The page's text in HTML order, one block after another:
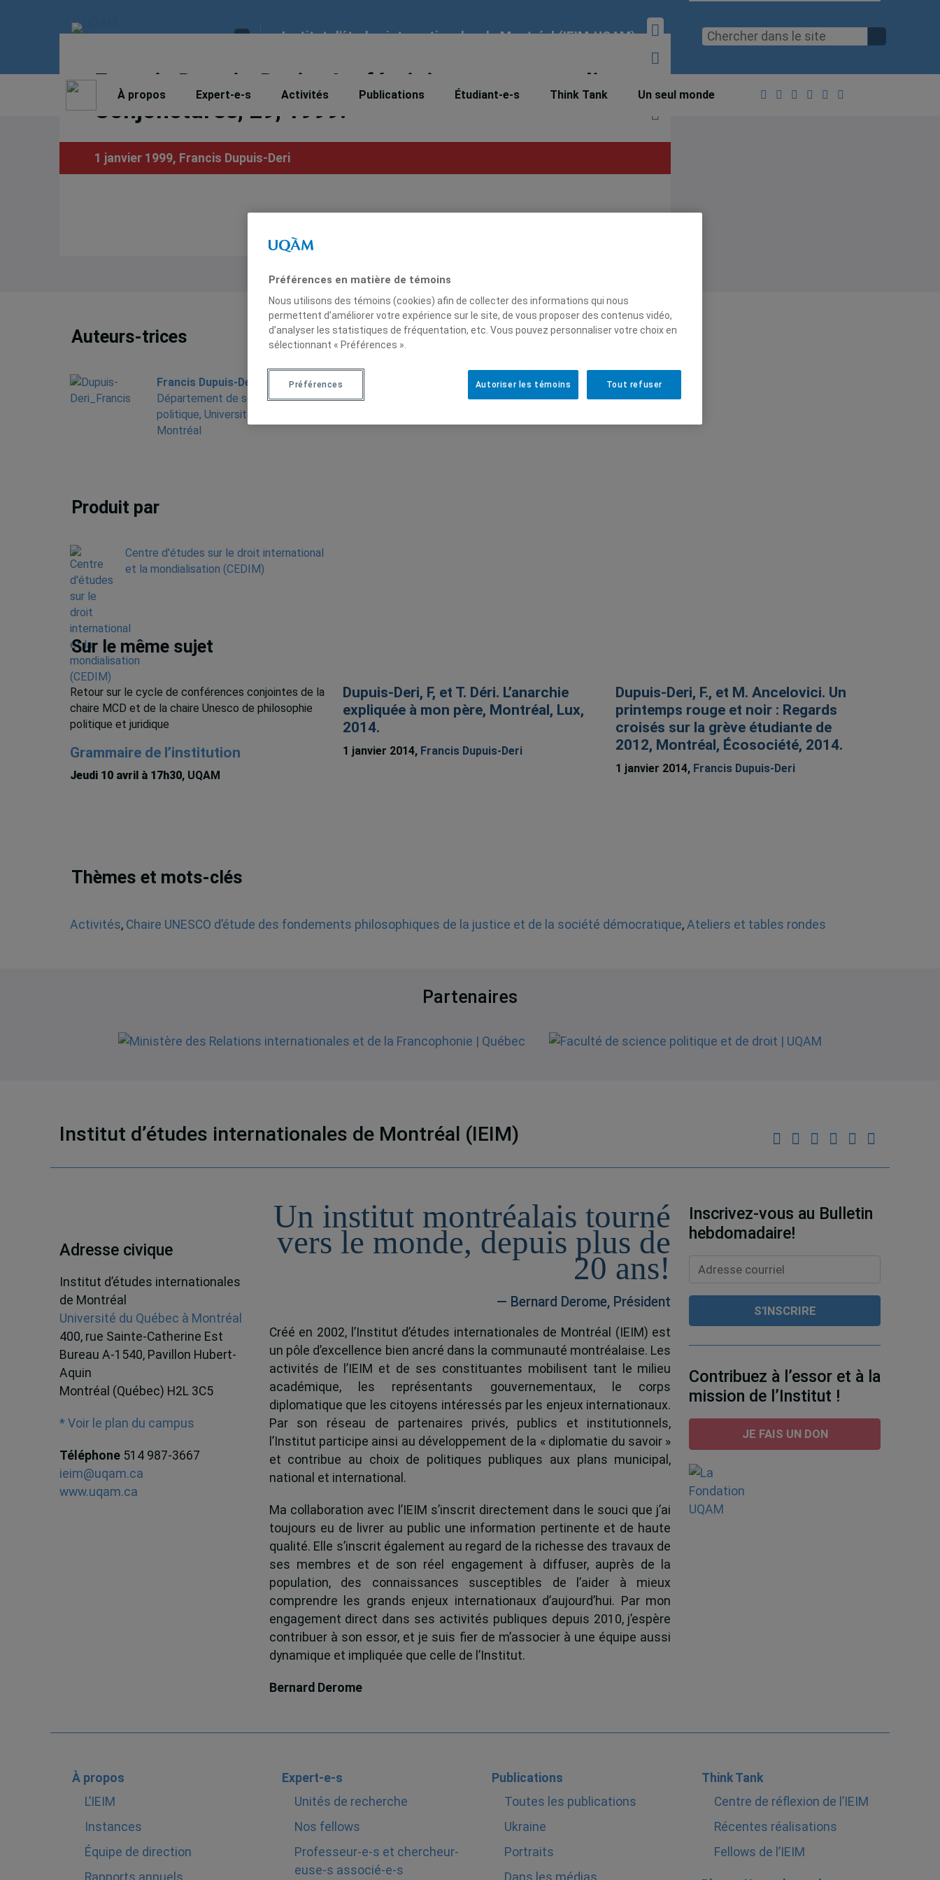
Institut d'études internationales de Montréal (IEIM-UQAM)
À propos Expert-e-s Activités Publications Étudiant-e-s Think Tank Un seul monde
Francis Dupuis-Deri. « Le féminisme au masculin »,
Conjonctures, 29, 1999.
1 janvier 1999, Francis Dupuis-Deri
Auteurs-trices
Francis Dupuis-Deri
, Professeur,
Département de science
politique, Université du Québec à
Montréal
Produit par
Centre d'études sur le droit international
et la mondialisation (CEDIM)
Sur le même sujet
Retour sur le cycle de conférences conjointes de la
chaire MCD et de la chaire Unesco de philosophie
politique et juridique
Grammaire de l’institution
Jeudi 10 avril à 17h30, UQAM
Dupuis-Deri, F, et T. Déri. L’anarchie
expliquée à mon père, Montréal, Lux,
2014.
1 janvier 2014, Francis Dupuis-Deri
Dupuis-Deri, F., et M. Ancelovici. Un
printemps rouge et noir : Regards
croisés sur la grève étudiante de
2012, Montréal, Écosociété, 2014.
1 janvier 2014, Francis Dupuis-Deri
Thèmes et mots-clés
Activités, Chaire UNESCO d’étude des fondements philosophiques de la justice et de la société démocratique, Ateliers et tables rondes
Partenaires
Institut d’études internationales de Montréal (IEIM)
Adresse civique
Institut d’études internationales
de Montréal
Université du Québec à Montréal
400, rue Sainte-Catherine Est
Bureau A-1540, Pavillon Hubert-
Aquin
Montréal (Québec) H2L 3C5
* Voir le plan du campus
Téléphone 514 987-3667
ieim@uqam.ca
www.uqam.ca
Un institut montréalais tourné
vers le monde, depuis plus de
20 ans!
— Bernard Derome, Président
Créé en 2002, l’Institut d’études internationales de Montréal (IEIM) est
un pôle d’excellence bien ancré dans la communauté montréalaise. Les
activités de l’IEIM et de ses constituantes mobilisent tant le milieu
académique, les représentants gouvernementaux, le corps
diplomatique que les citoyens intéressés par les enjeux internationaux.
Par son réseau de partenaires privés, publics et institutionnels,
l’Institut participe ainsi au développement de la « diplomatie du savoir »
et contribue au choix de politiques publiques aux plans municipal,
national et international.
Ma collaboration avec l’IEIM s’inscrit directement dans le souci que j’ai
toujours eu de livrer au public une information pertinente et de haute
qualité. Elle s’inscrit également au regard de la richesse des travaux de
ses membres et de son réel engagement à diffuser, auprès de la
population, des connaissances susceptibles de l’aider à mieux
comprendre les grands enjeux internationaux d’aujourd’hui. Par mon
engagement direct dans ses activités publiques depuis 2010, j’espère
contribuer à son essor, et je suis fier de m’associer à une équipe aussi
dynamique et impliquée que celle de l’Institut.
Bernard Derome
Inscrivez-vous au Bulletin
hebdomadaire!
Contribuez à l’essor et à la
mission de l’Institut !
JE FAIS UN DON
À propos
L’IEIM
Instances
Équipe de direction
Expert-e-s
Unités de recherche
Nos fellows
Professeur-e-s et chercheur-
euse-s associé-e-s
Publications
Toutes les publications
Ukraine
Portraits
Think Tank
Centre de réflexion de l’IEIM
Récentes réalisations
Fellows de l’IEIM
Préférences en matière de témoins
Nous utilisons des témoins (cookies) afin de collecter des informations qui nous
permettent d’améliorer votre expérience sur le site, de vous proposer des contenus vidéo,
d’analyser les statistiques de fréquentation, etc. Vous pouvez personnaliser votre choix en
sélectionnant « Préférences ».
Tout refuser
Autoriser les témoins
Préférences